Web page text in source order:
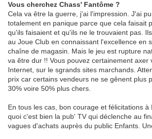
Vous cherchez Chass' Fantôme ?
Cela va être la guerre, j'ai l'impression. J'ai
totalement en panique parce que cela faisait
qu'ils faisaient et qu'ils ne le trouvaient pas.
au Joue Club en connaissant l'excellence en
chaîne de magasin. Mais le jeu est rupture
va être dur !! Vous pouvez certainement axer
Internet, sur le sgrands sites marchands.
prix car certains vendeurs ne se gênent plus
30% voire 50% plus chers.
En tous les cas, bon courage et félicitations
quoi c'est bien la pub' TV qui déclenche au
vagues d'achats auprès du public Enfants.